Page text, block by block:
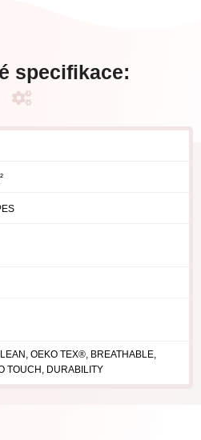
specifikace:
OEKO TEX®, BREATHABLE,
TOUCH, DURABILITY